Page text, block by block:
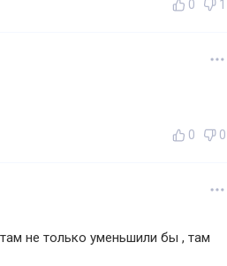
0 1
0 0
не только уменьшили бы , там